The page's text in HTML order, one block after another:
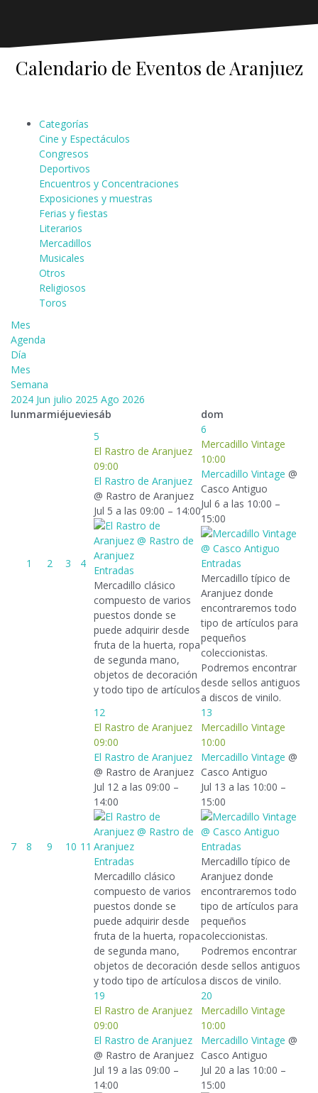
Calendario de Eventos de Aranjuez
Categorías
Cine y Espectáculos
Congresos
Deportivos
Encuentros y Concentraciones
Exposiciones y muestras
Ferias y fiestas
Literarios
Mercadillos
Musicales
Otros
Religiosos
Toros
Mes
Agenda
Día
Mes
Semana
2024 Jun julio 2025 Ago 2026
lunmarmiéjueviesáb dom
1 2 3 4
5
El Rastro de Aranjuez
09:00
El Rastro de Aranjuez
@ Rastro de Aranjuez
Jul 5 a las 09:00 – 14:00
Entradas
Mercadillo clásico
compuesto de varios
puestos donde se
puede adquirir desde
fruta de la huerta, ropa
de segunda mano,
objetos de decoración
y todo tipo de artículos
6
Mercadillo Vintage
10:00
Mercadillo Vintage @
Casco Antiguo
Jul 6 a las 10:00 –
15:00
Entradas
Mercadillo típico de
Aranjuez donde
encontraremos todo
tipo de artículos para
pequeños
coleccionistas.
Podremos encontrar
desde sellos antiguos
a discos de vinilo.
7 8 9 10 11
12
El Rastro de Aranjuez
09:00
El Rastro de Aranjuez
@ Rastro de Aranjuez
Jul 12 a las 09:00 –
14:00
Entradas
Mercadillo clásico
compuesto de varios
puestos donde se
puede adquirir desde
fruta de la huerta, ropa
de segunda mano,
objetos de decoración
y todo tipo de artículos
13
Mercadillo Vintage
10:00
Mercadillo Vintage @
Casco Antiguo
Jul 13 a las 10:00 –
15:00
Entradas
Mercadillo típico de
Aranjuez donde
encontraremos todo
tipo de artículos para
pequeños
coleccionistas.
Podremos encontrar
desde sellos antiguos
a discos de vinilo.
19
El Rastro de Aranjuez
09:00
El Rastro de Aranjuez
@ Rastro de Aranjuez
Jul 19 a las 09:00 –
14:00
20
Mercadillo Vintage
10:00
Mercadillo Vintage @
Casco Antiguo
Jul 20 a las 10:00 –
15:00